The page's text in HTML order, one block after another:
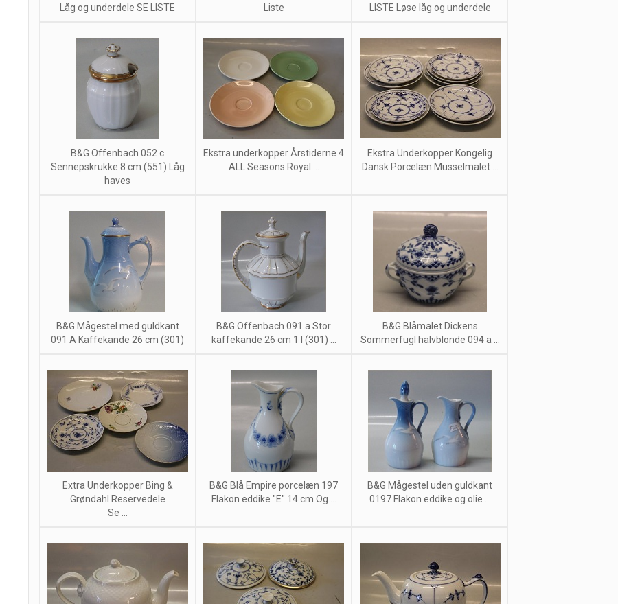
Låg og underdele SE LISTE
Liste
LISTE Løse låg og underdele
B&G Offenbach 052 c
Sennepskrukke 8 cm (551) Låg
haves
Ekstra underkopper Årstiderne 4
ALL Seasons Royal ...
Ekstra Underkopper Kongelig
Dansk Porcelæn Musselmalet ...
B&G Mågestel med guldkant
091 A Kaffekande 26 cm (301)
B&G Offenbach 091 a Stor
kaffekande 26 cm 1 l (301) ...
B&G Blåmalet Dickens
Sommerfugl halvblonde 094 a ...
Extra Underkopper Bing &
Grøndahl Reservedele
Se ...
B&G Blå Empire porcelæn 197
Flakon eddike "E" 14 cm Og ...
B&G Mågestel uden guldkant
0197 Flakon eddike og olie ...